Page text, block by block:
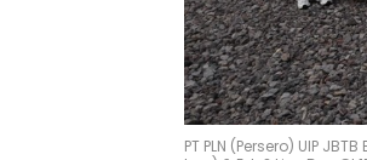
PT PLN (Persero) UIP